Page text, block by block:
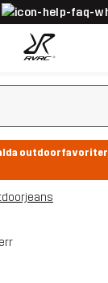
outdoorfavoriter